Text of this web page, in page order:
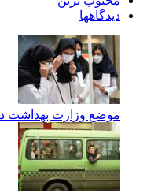
دیدگاهها
موضع وزارت بهداشت